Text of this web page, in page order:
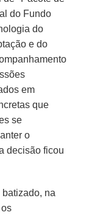
do Fundo
do
e do
em
que
se
o
decisão ficou
na